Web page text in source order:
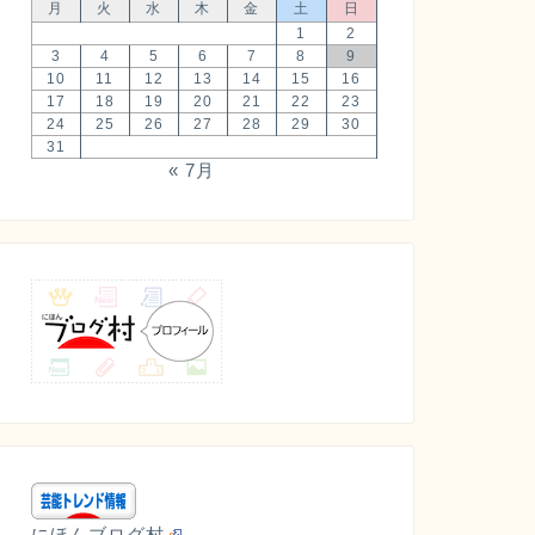
月
火 水 木 金 土
日
1
2
3
4 5 6 7 8
9
10
11 12 13 14 15
16
17
18 19 20 21 22
23
24
25 26 27 28 29
30
31
« 7月